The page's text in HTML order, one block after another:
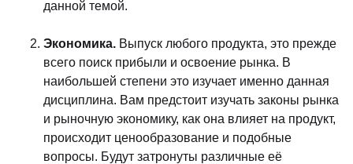
данной темой.
Экономика. Выпуск любого продукта, это прежде
всего поиск прибыли и освоение рынка. В
наибольшей степени это изучает именно данная
дисциплина. Вам предстоит изучать законы рынка
и рыночную экономику, как она влияет на продукт,
происходит ценообразование и подобные
вопросы. Будут затронуты различные её